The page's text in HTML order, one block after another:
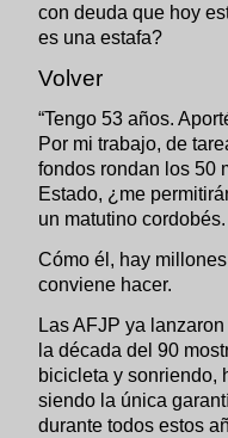
con deuda que hoy
es una estafa?
Volver
“Tengo 53 años.
Por mi trabajo, de
fondos rondan los 50
Estado, ¿me
un matutino cordobés.
Cómo él, hay
conviene hacer.
Las AFJP ya
la década del 90
bicicleta y sonriendo,
siendo la única
durante todos estos